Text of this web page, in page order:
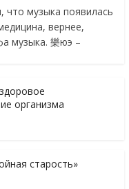
что музыка появилась
вернее,
музыка. 樂юэ –
организма
старость»